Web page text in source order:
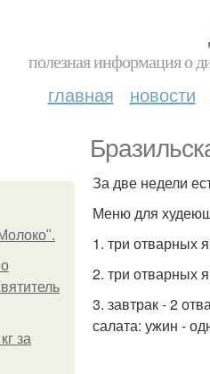
полезная информация о
главная новости
за
За две недели
Меню для
1. три отварных
2. три отварных
3. завтрак - 2
салата: ужин -